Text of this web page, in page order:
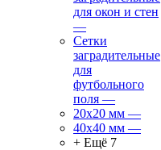
для окон и стен
—
Сетки
заградительные
для
футбольного
поля —
20х20 мм —
40х40 мм —
+ Ещё 7